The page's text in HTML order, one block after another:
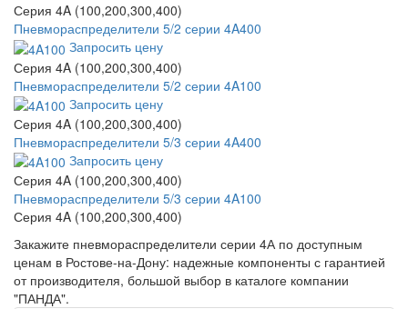
Серия 4A (100,200,300,400)
Пневмораспределители 5/2 серии 4A400
Запросить цену
Серия 4A (100,200,300,400)
Пневмораспределители 5/2 серии 4A100
Запросить цену
Серия 4A (100,200,300,400)
Пневмораспределители 5/3 серии 4A400
Запросить цену
Серия 4A (100,200,300,400)
Пневмораспределители 5/3 серии 4A100
Серия 4A (100,200,300,400)
Закажите пневмораспределители серии 4А по доступным
ценам в Ростове-на-Дону: надежные компоненты с гарантией
от производителя, большой выбор в каталоге компании
"ПАНДА".